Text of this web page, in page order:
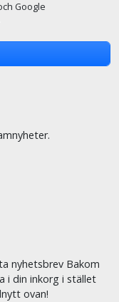
Google
nyhetsbrev Bakom
i din inkorg i stället
ovan!